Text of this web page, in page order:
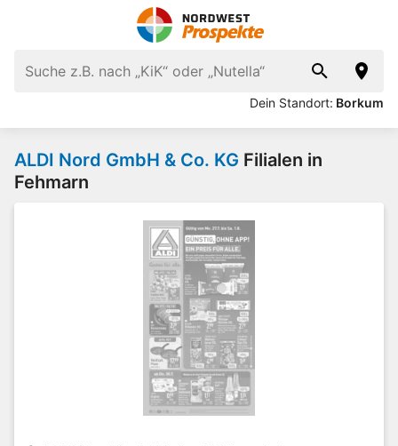
Dein Standort: Borkum
ALDI Nord GmbH & Co. KG Filialen in
Fehmarn